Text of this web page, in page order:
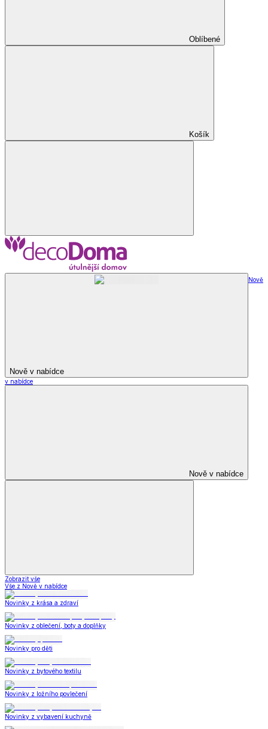
Oblíbené
Košík
Nově v nabídce
Nově
v nabídce
Nově v nabídce
Zobrazit vše
Vše z Nově v nabídce
Novinky z krása a zdraví
Novinky z oblečení, boty a doplňky
Novinky pro děti
Novinky z bytového textilu
Novinky z ložního povlečení
Novinky z vybavení kuchyně